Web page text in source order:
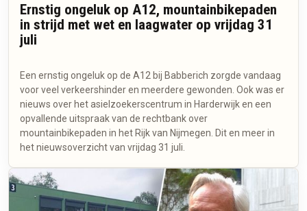
Ernstig ongeluk op A12, mountainbikepaden
in strijd met wet en laagwater op vrijdag 31
juli
Een ernstig ongeluk op de A12 bij Babberich zorgde vandaag
voor veel verkeershinder en meerdere gewonden. Ook was er
nieuws over het asielzoekerscentrum in Harderwijk en een
opvallende uitspraak van de rechtbank over
mountainbikepaden in het Rijk van Nijmegen. Dit en meer in
het nieuwsoverzicht van vrijdag 31 juli.